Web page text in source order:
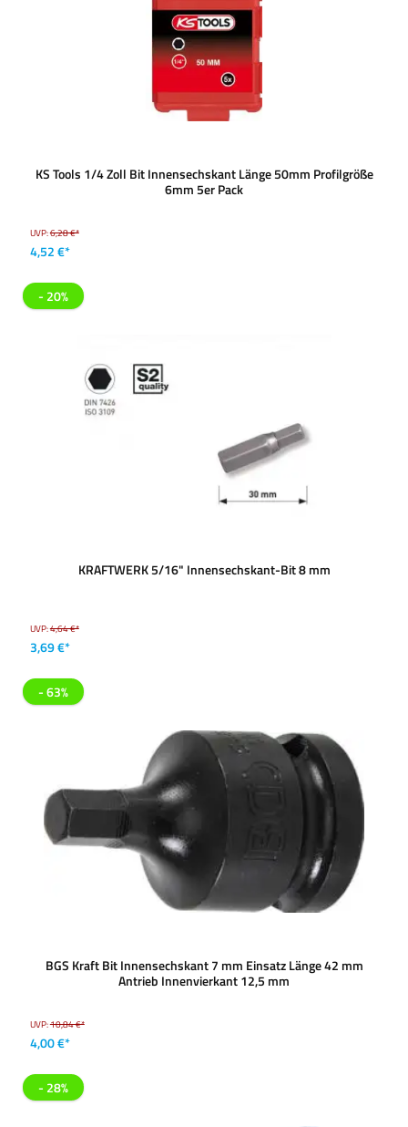
KS Tools 1/4 Zoll Bit Innensechskant Länge 50mm Profilgröße
6mm 5er Pack
UVP:6,28 €*
4,52 €*
- 20%
KRAFTWERK 5/16" Innensechskant-Bit 8 mm
UVP:4,64 €*
3,69 €*
- 63%
BGS Kraft Bit Innensechskant 7 mm Einsatz Länge 42 mm
Antrieb Innenvierkant 12,5 mm
UVP:10,84 €*
4,00 €*
- 28%